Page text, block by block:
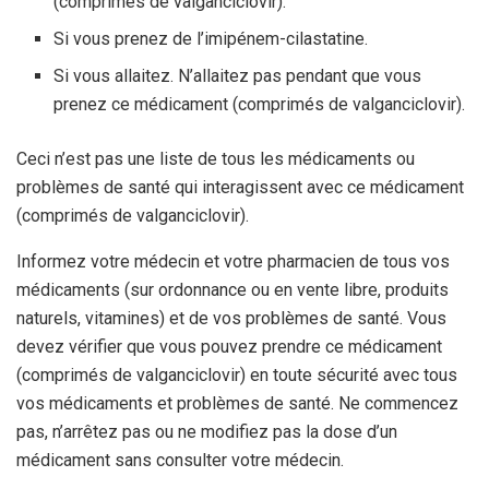
Si vous prenez de l’imipénem-cilastatine.
Si vous allaitez. N’allaitez pas pendant que vous
prenez ce médicament (comprimés de valganciclovir).
Ceci n’est pas une liste de tous les médicaments ou
problèmes de santé qui interagissent avec ce médicament
(comprimés de valganciclovir).
Informez votre médecin et votre pharmacien de tous vos
médicaments (sur ordonnance ou en vente libre, produits
naturels, vitamines) et de vos problèmes de santé. Vous
devez vérifier que vous pouvez prendre ce médicament
(comprimés de valganciclovir) en toute sécurité avec tous
vos médicaments et problèmes de santé. Ne commencez
pas, n’arrêtez pas ou ne modifiez pas la dose d’un
médicament sans consulter votre médecin.